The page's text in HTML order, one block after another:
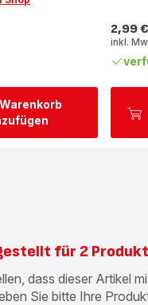
Preis
2,99 €
inkl.
für 2
dass dieser Artikel
Sie bitte Ihre